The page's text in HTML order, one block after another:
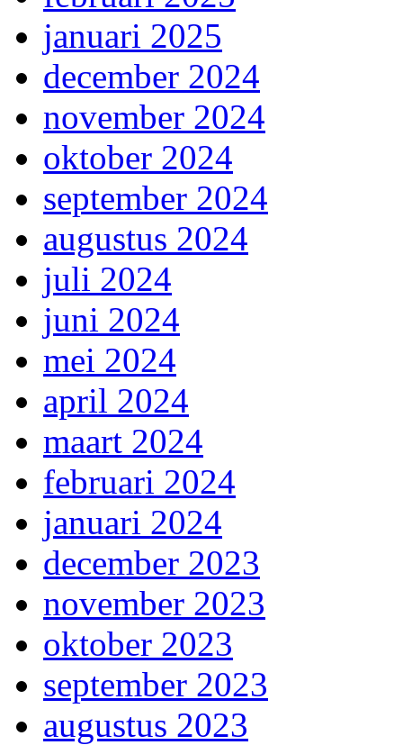
januari 2025
december 2024
november 2024
oktober 2024
september 2024
augustus 2024
juli 2024
juni 2024
mei 2024
april 2024
maart 2024
februari 2024
januari 2024
december 2023
november 2023
oktober 2023
september 2023
augustus 2023